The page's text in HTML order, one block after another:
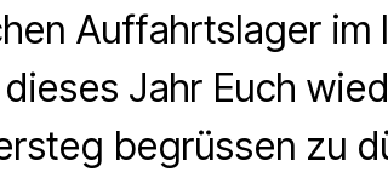
Auffahrtslager im
Jahr Euch
begrüssen zu